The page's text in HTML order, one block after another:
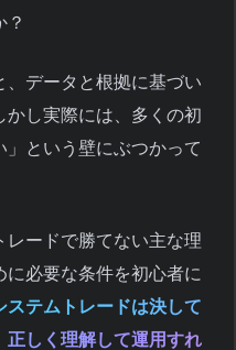
？
、データと根拠に基づい
かし実際には、多くの初
という壁にぶつかって
レードで勝てない主な理
必要な条件を初心者に
ステムトレードは決して
正しく理解して運用すれ